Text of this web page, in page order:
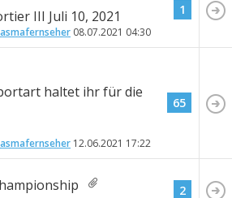
III Juli 10, 2021
08.07.2021 04:30
1
haltet ihr für die
12.06.2021 17:22
65
2